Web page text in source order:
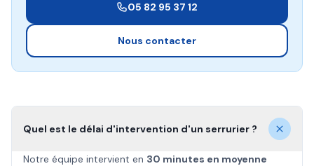
05 82 95 37 12
Nous contacter
Quel est le délai d'intervention d'un serrurier ?
Notre équipe intervient en 30 minutes en moyenne